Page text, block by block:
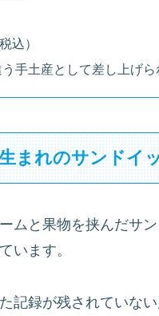
込）
手土産として差し上げら
まれのサンドイ
ムと果物を挟んだサ
います。
記録が残されていな